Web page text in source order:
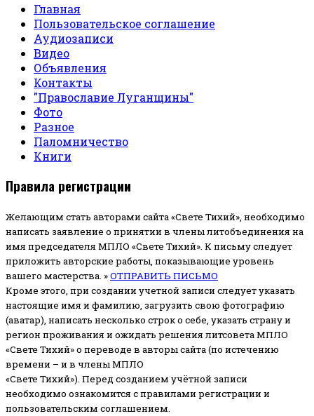
Главная
Пользовательское соглашение
Аудиозаписи
Видео
Объявления
Контакты
"Православие Луганщины"
Фото
Разное
Паломничество
Книги
Правила регистрации
Желающим стать авторами сайта «Свете Тихий», необходимо
написать заявление о принятии в члены литобъединения на
имя председателя МПЛО «Свете Тихий». К письму следует
приложить авторские работы, показывающие уровень
вашего мастерства. »ОТПРАВИТЬ ПИСЬМО
Кроме этого, при создании учетной записи следует указать
настоящие имя и фамилию, загрузить свою фотографию
(аватар), написать несколько строк о себе, указать страну и
регион проживания и ожидать решения литсовета МПЛО
«Свете Тихий» о переводе в авторы сайта (по истечению
времени – и в члены МПЛО
«Свете Тихий»). Перед созданием учётной записи
необходимо ознакомится с правилами регистрации и
пользовательским соглашением.